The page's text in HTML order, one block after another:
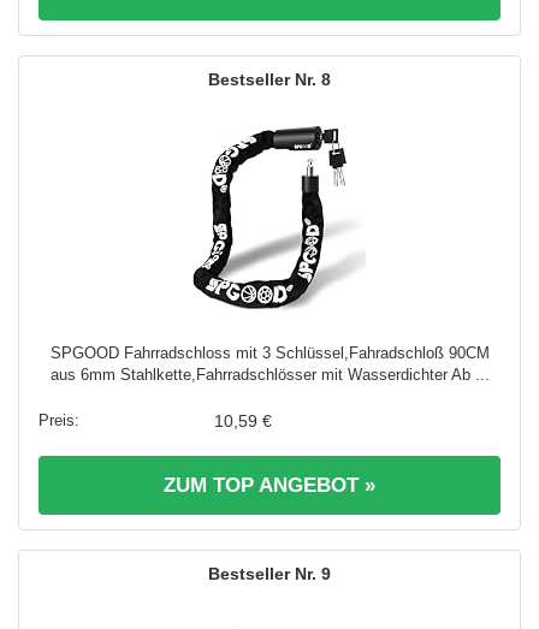
8
SPGOOD Fahrradschloss mit 3 Schlüssel,Fahradschloß 90CM
aus 6mm Stahlkette,Fahrradschlösser mit Wasserdichter Ab ...
10,59 €
ZUM TOP ANGEBOT »
9